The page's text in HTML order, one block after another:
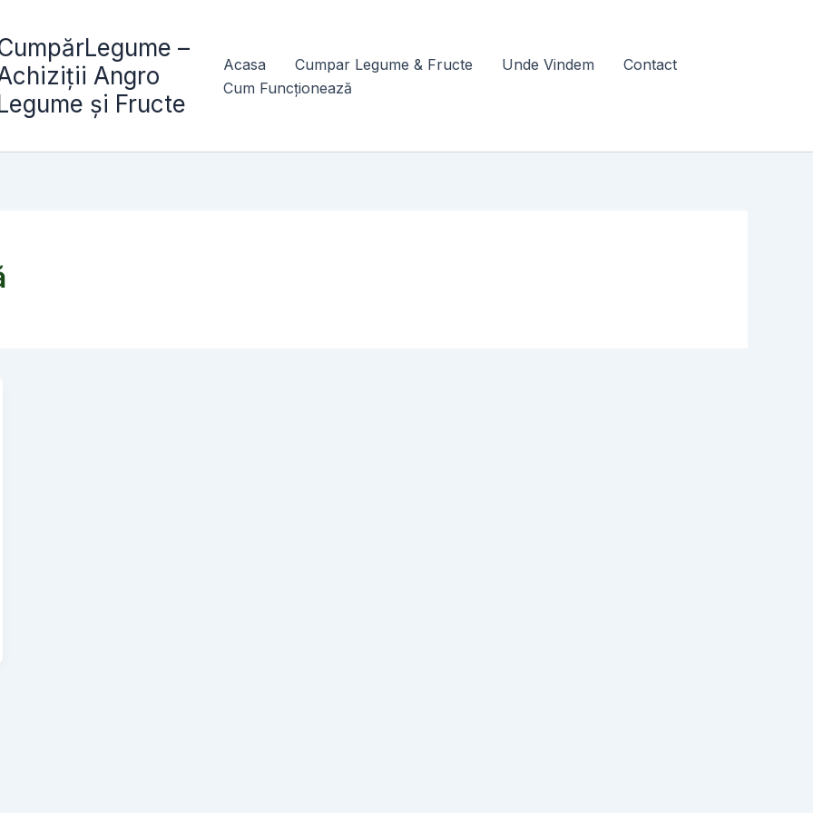
–
Angro
și Fructe
Acasa Cumpar Legume & Fructe Unde Vindem
Contact
Cum Funcționează